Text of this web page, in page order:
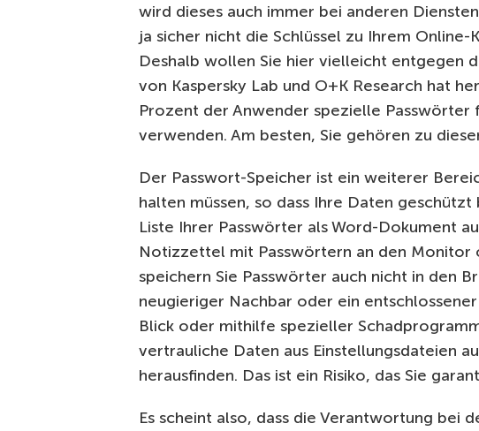
wird dieses auch immer bei anderen
ja sicher nicht die Schlüssel zu Ihrem
Deshalb wollen Sie hier vielleicht entgegen
von Kaspersky Lab und O+K Research hat
Prozent der Anwender spezielle Passwörter
verwenden. Am besten, Sie gehören zu
Der Passwort-Speicher ist ein weiterer
halten müssen, so dass Ihre Daten
Liste Ihrer Passwörter als Word-Dokument
Notizzettel mit Passwörtern an den Monitor
speichern Sie Passwörter auch nicht in den
neugieriger Nachbar oder ein
Blick oder mithilfe spezieller
vertrauliche Daten aus Einstellungsdateien
herausfinden. Das ist ein Risiko, das Sie
Es scheint also, dass die Verantwortung bei